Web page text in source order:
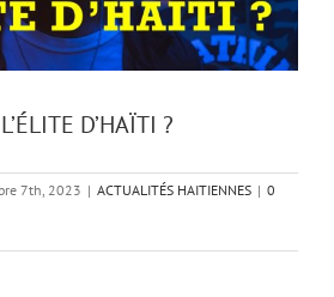
D’HAÏTI ?
7th, 2023 | ACTUALITÉS HAITIENNES | 0